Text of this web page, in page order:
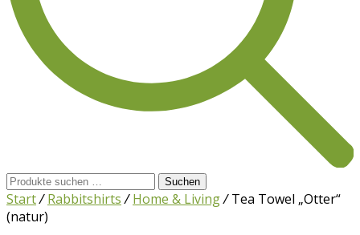
Suchen
nach:
Suchen
Start/ Rabbitshirts / Home & Living/Tea Towel „Otter“
(natur)